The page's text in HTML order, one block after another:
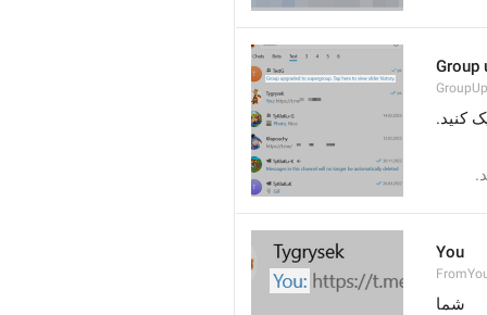
Group
You
شما